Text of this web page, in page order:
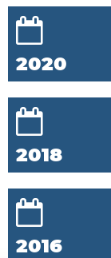
2020
2018
2016